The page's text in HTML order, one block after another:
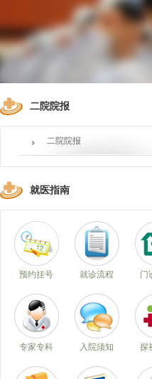
二院院报
二院院报
就医指南
预约挂号 就诊流程 门
专家专科 入院须知 探